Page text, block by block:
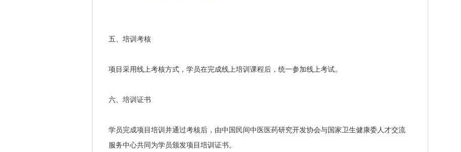
五、培训考核
项目采用线上考核方式，学员在完成线上培训课程后，统一参加线上考试。
六、培训证书
学员完成项目培训并通过考核后，由中国民间中医医药研究开发协会与国家卫生健康委人才交流
服务中心共同为学员颁发项目培训证书。